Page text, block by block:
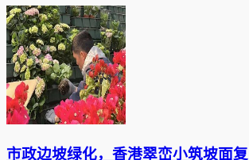
市政边坡绿化，香港翠峦小筑坡面复